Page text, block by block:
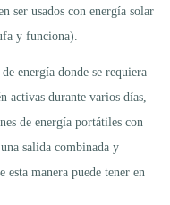
ser usados con energía solar
y funciona).
energía donde se requiera
activas durante varios días,
de energía portátiles con
salida combinada y
esta manera puede tener en